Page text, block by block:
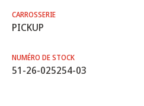
CARROSSERIE
PICKUP
NUMÉRO DE STOCK
51-26-025254-03